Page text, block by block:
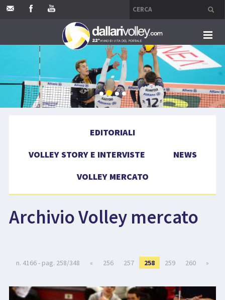
HOME
EDITORIALI
VOLLEY MERCATO
COMPETIZIONI
EVENTI
EDITORIALI
VOLLEY STORY E INTERVISTE
NEWS
VOLLEY MERCATO
Archivio Volley mercato
n. 4166 - pag. 258/348 « 256 257 258 259 260 »